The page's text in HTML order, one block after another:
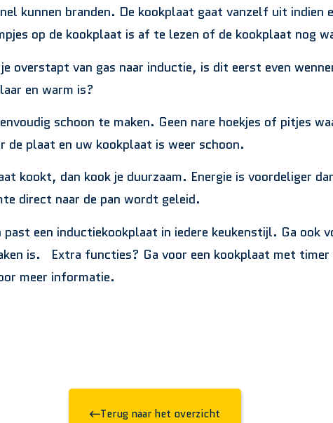
kunnen branden. De kookplaat gaat vanzelf uit indien
op de kookplaat is af te lezen of de kookplaat nog
overstapt van gas naar inductie, is dit eerst even
en warm is?
schoon te maken. Geen nare hoekjes of pitjes
de plaat en uw kookplaat is weer schoon.
kookt, dan kook je duurzaam. Energie is voordeliger
direct naar de pan wordt geleid.
een inductiekookplaat in iedere keukenstijl. Ga ook
is. Extra functies? Ga voor een kookplaat met
meer informatie.
Terug naar het overzicht